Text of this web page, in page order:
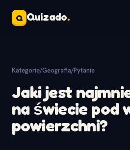
Q Quizado.
Kategorie/Geografia/Pytanie
Jaki jest
na świecie pod
powierzchni?